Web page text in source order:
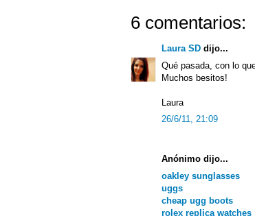
6 comentarios:
Laura SD dijo...
Qué pasada, con lo
Muchos besitos!
Laura
26/6/11, 21:09
Anónimo dijo...
oakley sunglasses
uggs
cheap ugg boots
rolex replica watches